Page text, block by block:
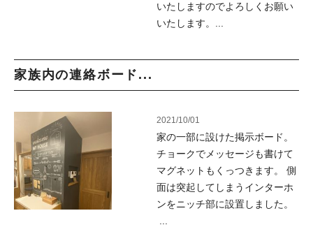
いたしますのでよろしくお願い
いたします。...
家族内の連絡ボード...
2021/10/01
家の一部に設けた掲示ボード。
チョークでメッセージも書けて
マグネットもくっつきます。 側
面は突起してしまうインターホ
ンをニッチ部に設置しました。